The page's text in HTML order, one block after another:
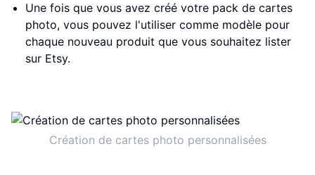
Une fois que vous avez créé votre pack de cartes
photo, vous pouvez l'utiliser comme modèle pour
chaque nouveau produit que vous souhaitez lister
sur Etsy.
Création de cartes photo personnalisées